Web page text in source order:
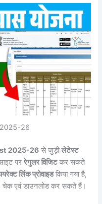
26
2025-26 से जुड़ीलेटेस्ट
पररेगुलर विजिटकर सकते
लिंक प्रोवाइडकिया गया है,
चेक एवं डाउनलोड कर सकते हैं।